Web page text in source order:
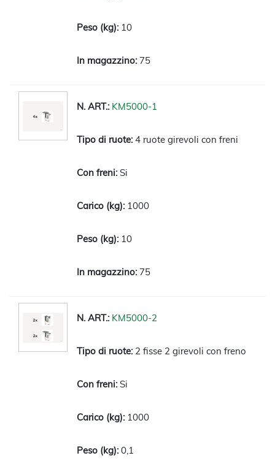
10
75
KM5000-1
4 ruote girevoli con freni
Si
1000
10
75
KM5000-2
2 fisse 2 girevoli con freno
Si
1000
0,1